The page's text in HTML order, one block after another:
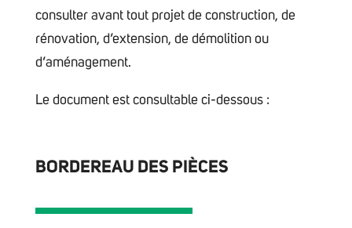
consulter avant tout projet de construction, de
rénovation, d’extension, de démolition ou
d’aménagement.
Le document est consultable ci-dessous :
BORDEREAU DES PIÈCES